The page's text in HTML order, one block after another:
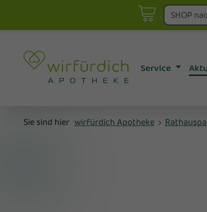
Service
Asthma- & Allergie-
Impfstatus und
Angebote
fürdich
E-Rezept
Sie sind hier wirfürdich Apotheke